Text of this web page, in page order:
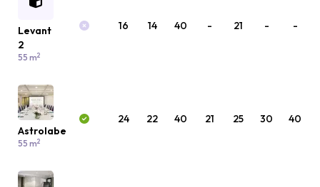
Levant
2
55 m2
16 14 40 - 21 - -
Astrolabe
55 m2
24 22 40 21 25 30 40